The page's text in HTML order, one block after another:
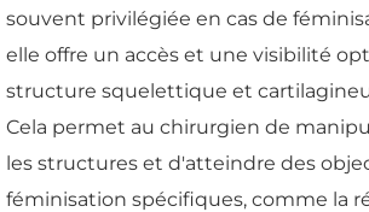
souvent privilégiée en cas de
elle offre un accès et une visibilité
structure squelettique et
Cela permet au chirurgien de
les structures et d'atteindre des
féminisation spécifiques, comme la